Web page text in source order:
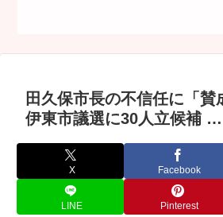
田久保市長の不信任に「賛
伊東市議選に30人立候補 …
X Facebook
LINE Pinterest